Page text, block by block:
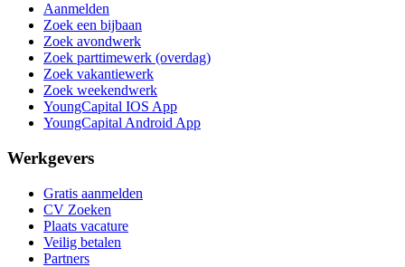
Aanmelden
Zoek een bijbaan
Zoek avondwerk
Zoek parttimewerk (overdag)
Zoek vakantiewerk
Zoek weekendwerk
YoungCapital IOS App
YoungCapital Android App
Werkgevers
Gratis aanmelden
CV Zoeken
Plaats vacature
Veilig betalen
Partners